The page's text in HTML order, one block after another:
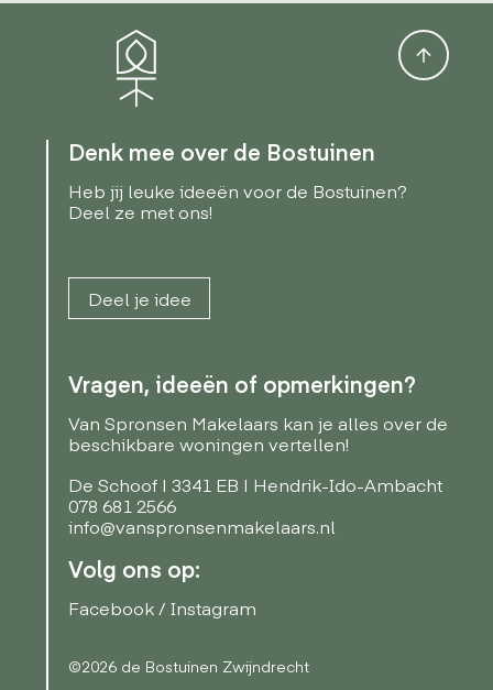
Denk mee over de Bostuinen
Heb jij leuke ideeën voor de Bostuinen?
Deel ze met ons!
Deel je idee
Vragen, ideeën of opmerkingen?
Van Spronsen Makelaars kan je alles over de
beschikbare woningen vertellen!
De Schoof | 3341 EB | Hendrik-Ido-Ambacht
078 681 2566
info@vanspronsenmakelaars.nl
Volg ons op:
Facebook/ Instagram
©2026 de Bostuinen Zwijndrecht